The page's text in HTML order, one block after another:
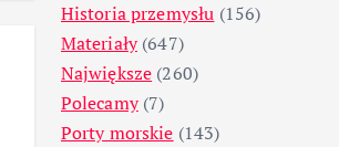
Historia przemysłu (156)
Materiały(647)
Największe (260)
Polecamy(7)
Porty morskie (143)